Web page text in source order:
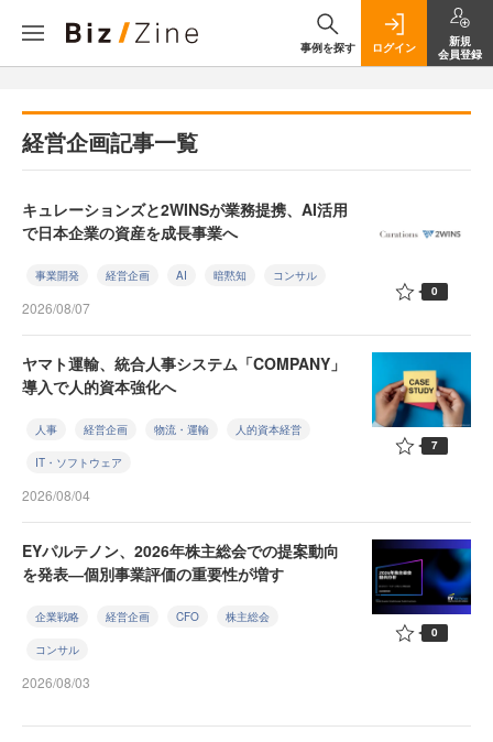
事例を探す ログイン
新規
会員登録
経営企画記事一覧
キュレーションズと2WINSが業務提携、AI活用
で日本企業の資産を成長事業へ
事業開発 経営企画 AI 暗黙知 コンサル
2026/08/07
0
ヤマト運輸、統合人事システム「COMPANY」
導入で人的資本強化へ
人事 経営企画 物流・運輸 人的資本経営
IT・ソフトウェア
2026/08/04
7
EYパルテノン、2026年株主総会での提案動向
を発表―個別事業評価の重要性が増す
企業戦略 経営企画 CFO 株主総会
コンサル
2026/08/03
0